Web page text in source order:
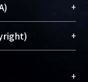
researcher
integrates the
“Academic
+
取用性的社會運
究著作公開供使
、提升研究影響
+
，或由第三方贊
+